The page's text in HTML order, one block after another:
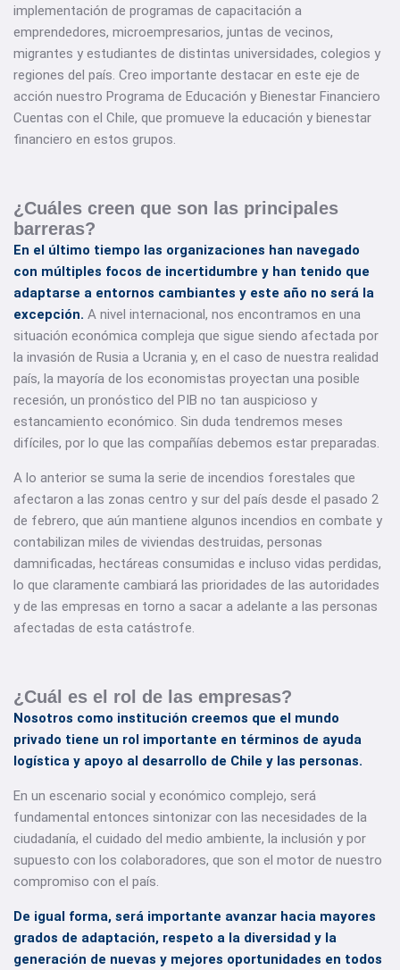
implementación de programas de capacitación a
emprendedores, microempresarios, juntas de vecinos,
migrantes y estudiantes de distintas universidades, colegios y
regiones del país. Creo importante destacar en este eje de
acción nuestro Programa de Educación y Bienestar Financiero
Cuentas con el Chile, que promueve la educación y bienestar
financiero en estos grupos.
¿Cuáles creen que son las principales
barreras?
En el último tiempo las organizaciones han navegado
con múltiples focos de incertidumbre y han tenido que
adaptarse a entornos cambiantes y este año no será la
excepción. A nivel internacional, nos encontramos en una
situación económica compleja que sigue siendo afectada por
la invasión de Rusia a Ucrania y, en el caso de nuestra realidad
país, la mayoría de los economistas proyectan una posible
recesión, un pronóstico del PIB no tan auspicioso y
estancamiento económico. Sin duda tendremos meses
difíciles, por lo que las compañías debemos estar preparadas.
A lo anterior se suma la serie de incendios forestales que
afectaron a las zonas centro y sur del país desde el pasado 2
de febrero, que aún mantiene algunos incendios en combate y
contabilizan miles de viviendas destruidas, personas
damnificadas, hectáreas consumidas e incluso vidas perdidas,
lo que claramente cambiará las prioridades de las autoridades
y de las empresas en torno a sacar a adelante a las personas
afectadas de esta catástrofe.
¿Cuál es el rol de las empresas?
Nosotros como institución creemos que el mundo
privado tiene un rol importante en términos de ayuda
logística y apoyo al desarrollo de Chile y las personas.
En un escenario social y económico complejo, será
fundamental entonces sintonizar con las necesidades de la
ciudadanía, el cuidado del medio ambiente, la inclusión y por
supuesto con los colaboradores, que son el motor de nuestro
compromiso con el país.
De igual forma, será importante avanzar hacia mayores
grados de adaptación, respeto a la diversidad y la
generación de nuevas y mejores oportunidades en todos